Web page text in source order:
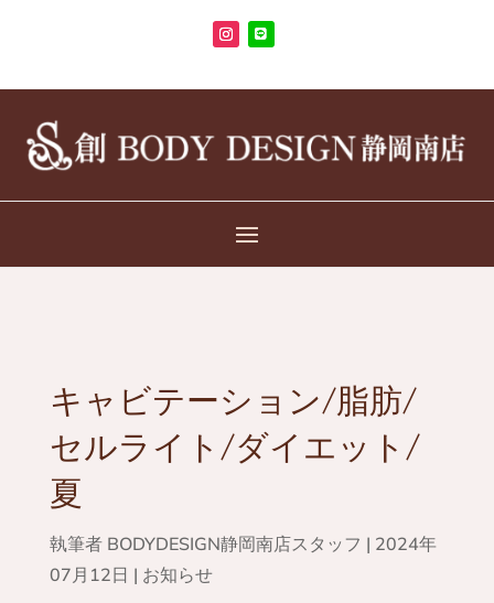
キャビテーション/脂肪/
セルライト/ダイエット/
夏
執筆者 BODYDESIGN静岡南店スタッフ | 2024年
07月12日 | お知らせ